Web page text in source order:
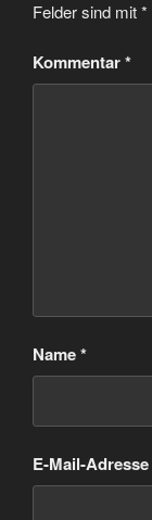
Felder sind mit*
Kommentar*
Name*
E-Mail-Adresse